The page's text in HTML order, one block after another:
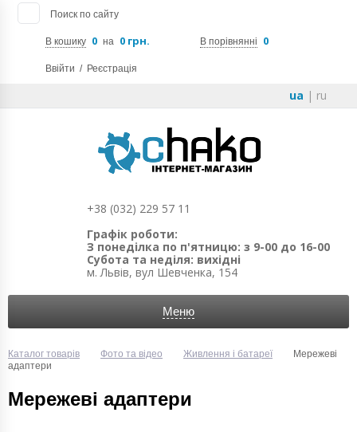
Поиск по сайту
В кошику 0 на 0 грн. В порівнянні 0
Ввійти / Реєстрація
ua | ru
+38 (032) 229 57 11
Графік роботи:
З понеділка по п'ятницю: з 9-00 до 16-00
Субота та неділя: вихідні
м. Львів, вул Шевченка, 154
Меню
Каталог товарів Фото та відео Живлення і батареї
Мережеві
адаптери
Мережеві адаптери